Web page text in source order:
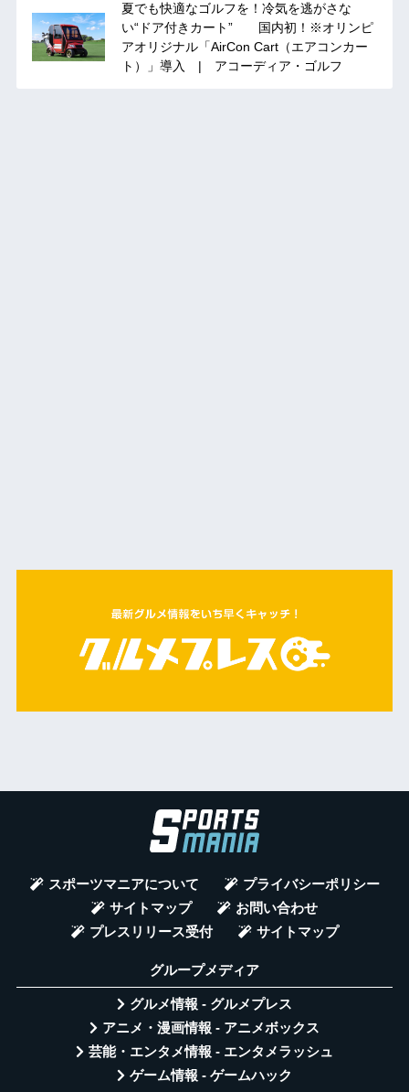
夏でも快適なゴルフを！冷気を逃がさな
い“ドア付きカート” 国内初！※オリンピ
アオリジナル「AirCon Cart（エアコンカー
ト）」導入 | アコーディア・ゴルフ
スポーツマニアについて
プライバシーポリシー
サイトマップ
お問い合わせ
プレスリリース受付
サイトマップ
グループメディア
グルメ情報 - グルメプレス
アニメ・漫画情報 - アニメボックス
芸能・エンタメ情報 - エンタメラッシュ
ゲーム情報 - ゲームハック